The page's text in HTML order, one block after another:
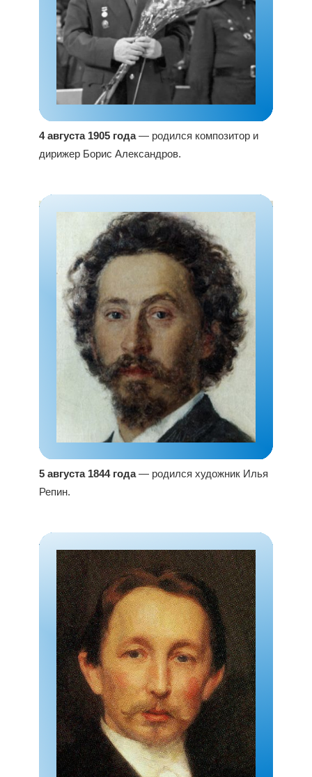
4 августа 1905 года— родился композитор и
дирижер Борис Александров.
5 августа 1844 года— родился художник Илья
Репин.